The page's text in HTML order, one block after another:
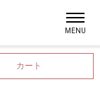
カート